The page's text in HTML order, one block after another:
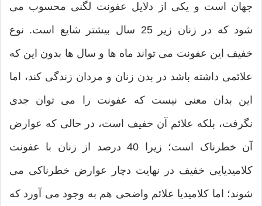
جهان است و یکی از دلایل عفونت لگنی محسوب می
شود که در زنان زیر 25 سال بیشتر شایع است. نوع
خفیف این عفونت می تواند ماه ها و سال ها بدون این که
علائمی داشته باشد در بدن زنان و مردان زندگی کند، اما
این بدان معنی نیست که عفونت را می توان جدی
نگرفت، بلکه علائم آن خفیف است، در حالی که عوارض
آن خطرناک است؛ زیرا 40 درصد از زنان با عفونت
کلامیدیایی خفیف در نهایت دچار عوارض خطرناکی می
شوند؛ اما کلامیدیا علائم واضحی هم به وجود می آورد که